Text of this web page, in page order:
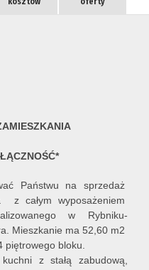
Państwu na sprzedaż
z całym wyposażeniem
w Rybniku-
Mieszkanie ma 52,60 m2
piętrowego bloku.
z stałą zabudową,